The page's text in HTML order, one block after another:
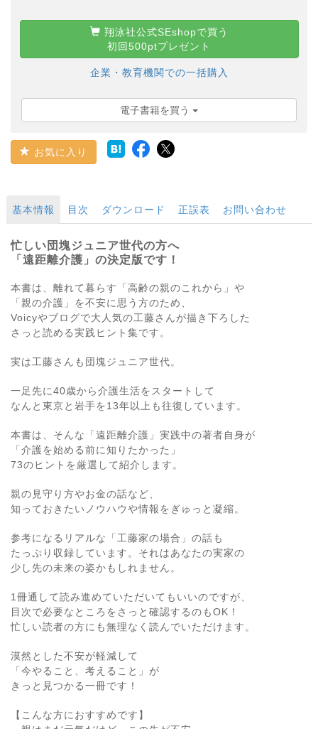
翔泳社公式SEshopで買う
初回500ptプレゼント
企業・教育機関での一括購入
電子書籍を買う
お気に入り
基本情報 目次 ダウンロード 正誤表 お問い合わせ
忙しい団塊ジュニア世代の方へ
「遠距離介護」の決定版です！
本書は、離れて暮らす「高齢の親のこれから」や
「親の介護」を不安に思う方のため、
Voicyやブログで大人気の工藤さんが描き下ろした
さっと読める実践ヒント集です。
実は工藤さんも団塊ジュニア世代。
一足先に40歳から介護生活をスタートして
なんと東京と岩手を13年以上も往復しています。
本書は、そんな「遠距離介護」実践中の著者自身が
「介護を始める前に知りたかった」
73のヒントを厳選して紹介します。
親の見守り方やお金の話など、
知っておきたいノウハウや情報をぎゅっと凝縮。
参考になるリアルな「工藤家の場合」の話も
たっぷり収録しています。それはあなたの実家の
少し先の未来の姿かもしれません。
1冊通して読み進めていただいてもいいのですが、
目次で必要なところをさっと確認するのもOK！
忙しい読者の方にも無理なく読んでいただけます。
漠然とした不安が軽減して
「今やること、考えること」が
きっと見つかる一冊です！
【こんな方におすすめです】